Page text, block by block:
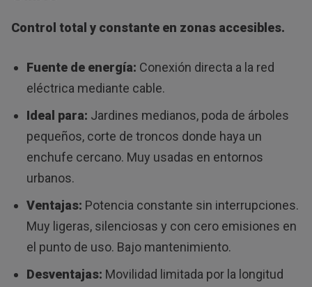
Control total y constante en zonas accesibles.
Fuente de energía: Conexión directa a la red
eléctrica mediante cable.
Ideal para: Jardines medianos, poda de árboles
pequeños, corte de troncos donde haya un
enchufe cercano. Muy usadas en entornos
urbanos.
Ventajas: Potencia constante sin interrupciones.
Muy ligeras, silenciosas y con cero emisiones en
el punto de uso. Bajo mantenimiento.
Desventajas: Movilidad limitada por la longitud